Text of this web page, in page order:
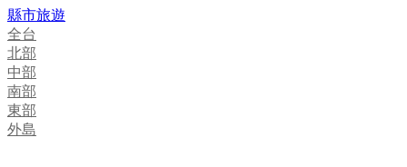
縣市旅遊
全台
北部
中部
南部
東部
外島